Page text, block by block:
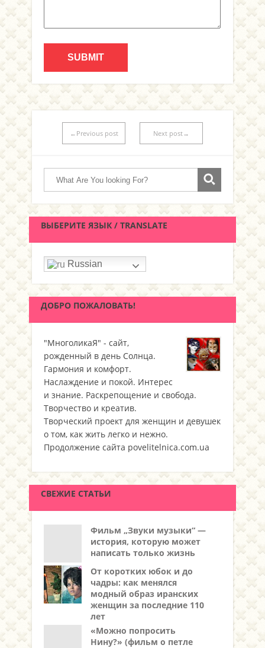
←Previous post Next post→
ВЫБЕРИТЕ ЯЗЫК / TRANSLATE
Russian
ДОБРО ПОЖАЛОВАТЬ!
"МноголикаЯ" - сайт,
рожденный в день Солнца.
Гармония и комфорт.
Наслаждение и покой. Интерес
и знание. Раскрепощение и свобода.
Творчество и креатив.
Творческий проект для женщин и девушек
о том, как жить легко и нежно.
Продолжение сайта povelitelnica.com.ua
СВЕЖИЕ СТАТЬИ
Фильм „Звуки музыки“ —
история, которую может
написать только жизнь
От коротких юбок и до
чадры: как менялся
модный образ иранских
женщин за последние 110
лет
«Можно попросить
Нину?» (фильм о петле